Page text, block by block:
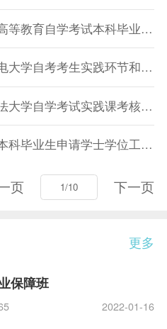
河南科技大学2025上半年高等教育自学考试本科毕业生申请授予学士学位的通知
2025年上半年华北水利水电大学自考考生实践环节和毕业论文考核报名的通知
2025年上半年河南财经政法大学自学考试实践课考核报名通知
2025年信阳师范大学自考本科毕业生申请学士学位工作的通知
页 下一页
更多
保障班
2022-01-16